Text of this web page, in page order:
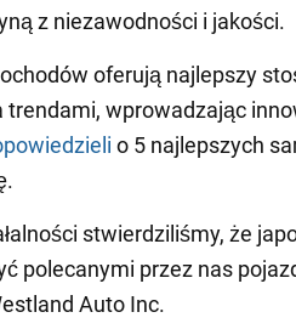
z niezawodności i jakości.
oferują najlepszy
trendami, wprowadzając
o 5 najlepszych
stwierdziliśmy, że
polecanymi przez nas
Auto Inc.